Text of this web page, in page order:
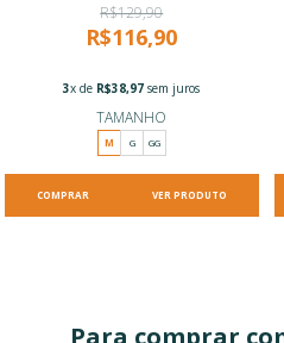
R$129,90
R$116,90
3x de R$38,97 sem juros
TAMANHO
M G GG
VER PRODUTO